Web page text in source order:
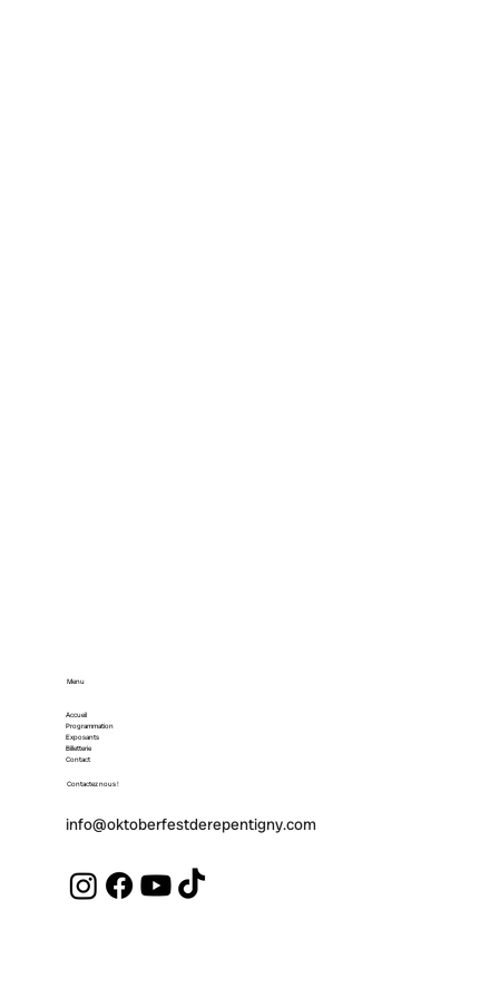
Menu
Accueil
Programmation
Exposants
Billetterie
Contact
Contactez nous !
info@oktoberfestderepentigny.com